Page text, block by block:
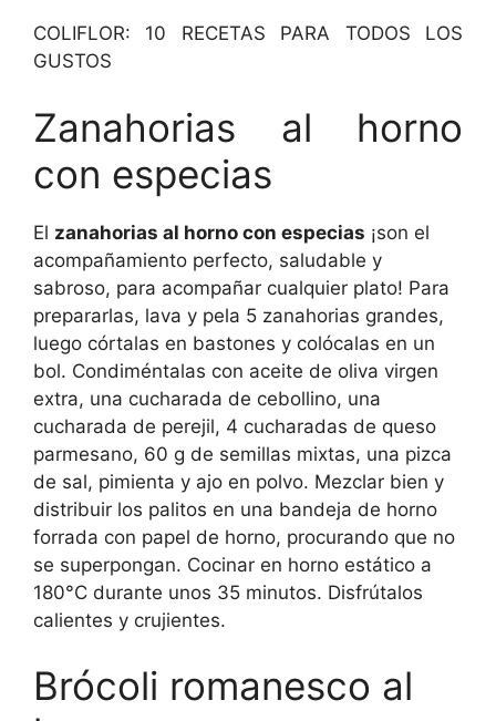
COLIFLOR: 10 RECETAS PARA TODOS LOS
GUSTOS
Zanahorias al horno
con especias
El zanahorias al horno con especias ¡son el
acompañamiento perfecto, saludable y
sabroso, para acompañar cualquier plato! Para
prepararlas, lava y pela 5 zanahorias grandes,
luego córtalas en bastones y colócalas en un
bol. Condiméntalas con aceite de oliva virgen
extra, una cucharada de cebollino, una
cucharada de perejil, 4 cucharadas de queso
parmesano, 60 g de semillas mixtas, una pizca
de sal, pimienta y ajo en polvo. Mezclar bien y
distribuir los palitos en una bandeja de horno
forrada con papel de horno, procurando que no
se superpongan. Cocinar en horno estático a
180°C durante unos 35 minutos. Disfrútalos
calientes y crujientes.
Brócoli romanesco al